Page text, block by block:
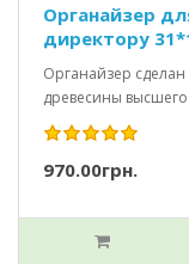
Органайзер
директору
Органайзер
древесины
970.00грн.